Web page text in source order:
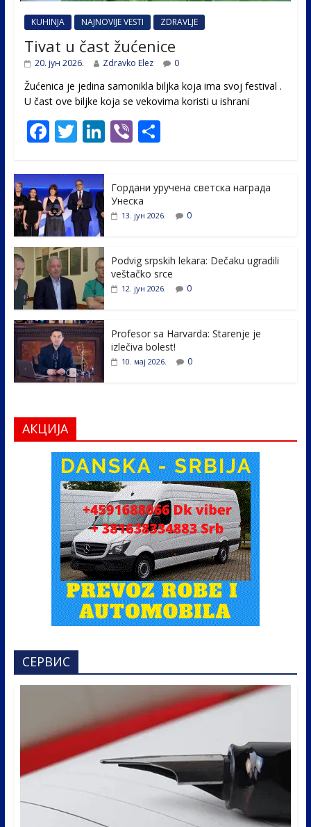
KUHINJA NAJNOVIJE VESTI ZDRAVLJE
Tivat u čast žućenice
20. јун 2026. Zdravko Elez 0
Žućenica je jedina samonikla biljka koja ima svoj festival .
U čast ovе biljke koja se vekovima koristi u ishrani
F
e
b
o
o
k
T
itt
er
Li
e
dI
Vi S
e
Гордани уручена светска награда
Унеска
13. јун 2026. 0
Podvig srpskih lekara: Dečaku ugradili
veštačko srce
12. јун 2026. 0
Profesor sa Harvarda: Starenje je
izlečiva bolest!
10. мај 2026. 0
АКЦИЈА
СЕРВИС